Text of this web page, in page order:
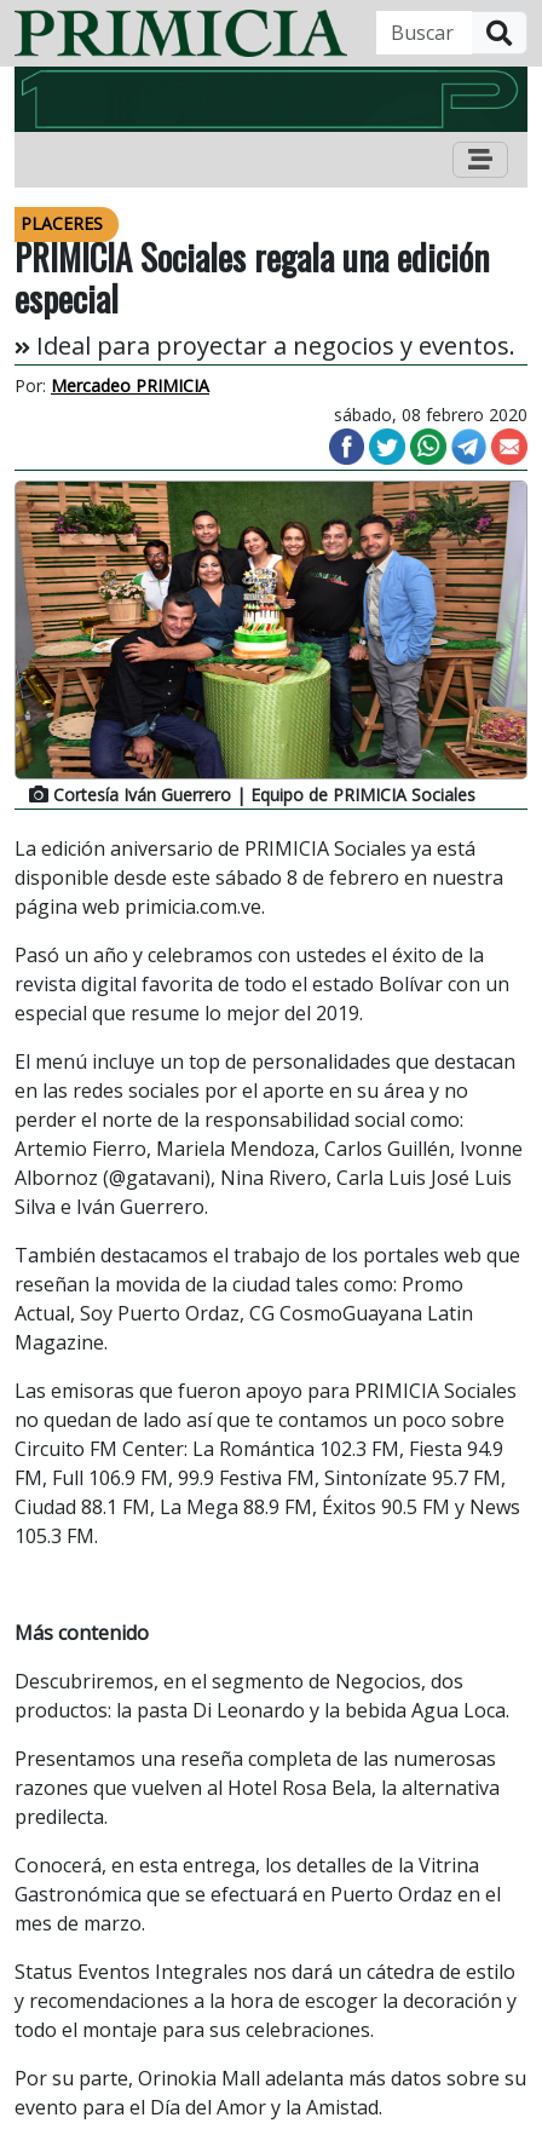
PLACERES
PRIMICIA Sociales regala una edición
especial
Ideal para proyectar a negocios y eventos.
Por: Mercadeo PRIMICIA
sábado, 08 febrero 2020
Cortesía Iván Guerrero | Equipo de PRIMICIA Sociales
La edición aniversario de PRIMICIA Sociales ya está
disponible desde este sábado 8 de febrero en nuestra
página web primicia.com.ve.
Pasó un año y celebramos con ustedes el éxito de la
revista digital favorita de todo el estado Bolívar con un
especial que resume lo mejor del 2019.
El menú incluye un top de personalidades que destacan
en las redes sociales por el aporte en su área y no
perder el norte de la responsabilidad social como:
Artemio Fierro, Mariela Mendoza, Carlos Guillén, Ivonne
Albornoz (@gatavani), Nina Rivero, Carla Luis José Luis
Silva e Iván Guerrero.
También destacamos el trabajo de los portales web que
reseñan la movida de la ciudad tales como: Promo
Actual, Soy Puerto Ordaz, CG CosmoGuayana Latin
Magazine.
Las emisoras que fueron apoyo para PRIMICIA Sociales
no quedan de lado así que te contamos un poco sobre
Circuito FM Center: La Romántica 102.3 FM, Fiesta 94.9
FM, Full 106.9 FM, 99.9 Festiva FM, Sintonízate 95.7 FM,
Ciudad 88.1 FM, La Mega 88.9 FM, Éxitos 90.5 FM y News
105.3 FM.
Más contenido
Descubriremos, en el segmento de Negocios, dos
productos: la pasta Di Leonardo y la bebida Agua Loca.
Presentamos una reseña completa de las numerosas
razones que vuelven al Hotel Rosa Bela, la alternativa
predilecta.
Conocerá, en esta entrega, los detalles de la Vitrina
Gastronómica que se efectuará en Puerto Ordaz en el
mes de marzo.
Status Eventos Integrales nos dará un cátedra de estilo
y recomendaciones a la hora de escoger la decoración y
todo el montaje para sus celebraciones.
Por su parte, Orinokia Mall adelanta más datos sobre su
evento para el Día del Amor y la Amistad.